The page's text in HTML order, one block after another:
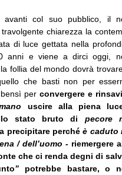
avanti col suo pubblico, il
chiarezza la
di luce gettata nella
anni e viene a dirci oggi,
follia del mondo dovrà
che basti non per
per convergere e
uscire alla piena
stato bruto di
pecore
precipitare perché è caduto
/ dell’uomo - riemergere
che ci renda degni di
”
potrebbe bastare, o